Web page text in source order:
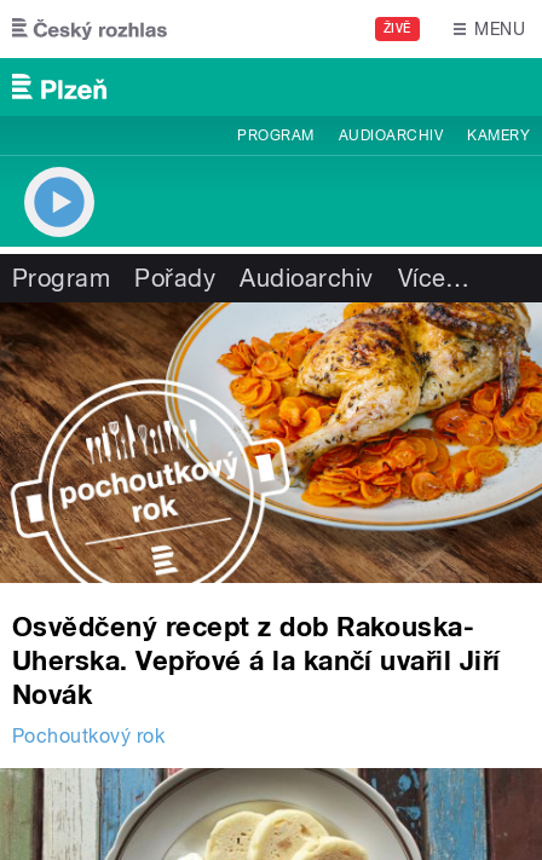
Přejít k hlavnímu obsahu
ŽIVĚ MENU
PROGRAM AUDIOARCHIV KAMERY
Program Pořady Audioarchiv Více…
Osvědčený recept z dob Rakouska-
Uherska. Vepřové á la kančí uvařil Jiří
Novák
Pochoutkový rok